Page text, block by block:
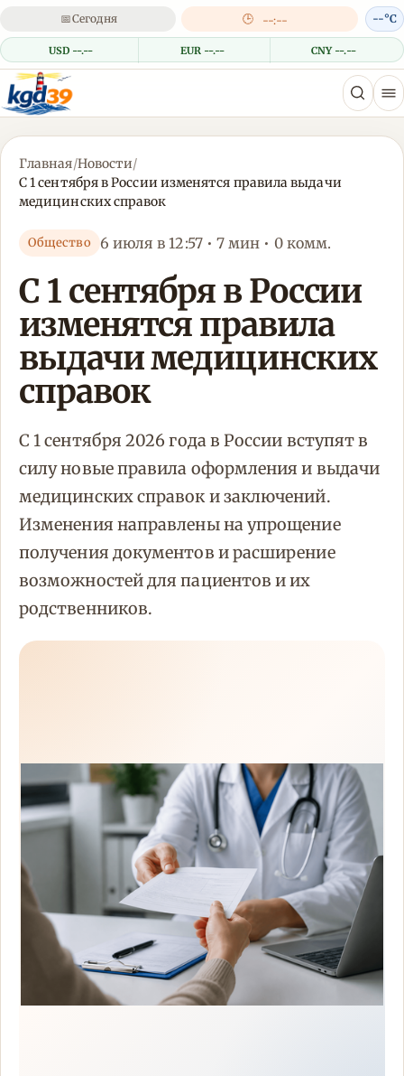
📅Сегодня 🕒 --:--
USD --.-- EUR --.-- CNY --.--
--°C
Главная/Новости/
С 1 сентября в России изменятся правила выдачи
медицинских справок
Общество 6 июля в 12:57 • 7 мин • 0 комм.
С 1 сентября в России
изменятся правила
выдачи медицинских
справок
С 1 сентября 2026 года в России вступят в
силу новые правила оформления и выдачи
медицинских справок и заключений.
Изменения направлены на упрощение
получения документов и расширение
возможностей для пациентов и их
родственников.